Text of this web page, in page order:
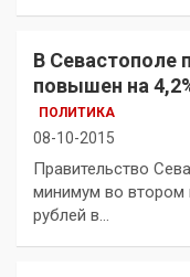
В
повышен на
ПОЛИТИКА
08-10-2015
Правительство
минимум во втором
рублей в…